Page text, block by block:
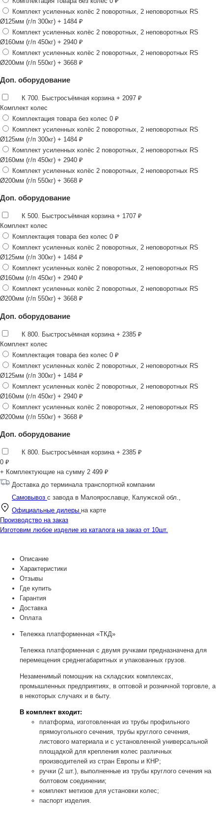
Комплект усиленных колёс 2 поворотных, 2 неповоротных RS
Ø125мм (г/п 300кг) + 1484 ₽
Комплект усиленных колёс 2 поворотных, 2 неповоротных RS
Ø160мм (г/п 450кг) + 2940 ₽
Комплект усиленных колёс 2 поворотных, 2 неповоротных RS
Ø200мм (г/п 550кг) + 3668 ₽
Доп. оборудование
К 700. Быстросъёмная корзина + 2097 ₽
Комплект колес
Комплектация товара без колес 0 ₽
Комплект усиленных колёс 2 поворотных, 2 неповоротных RS
Ø125мм (г/п 300кг) + 1484 ₽
Комплект усиленных колёс 2 поворотных, 2 неповоротных RS
Ø160мм (г/п 450кг) + 2940 ₽
Комплект усиленных колёс 2 поворотных, 2 неповоротных RS
Ø200мм (г/п 550кг) + 3668 ₽
Доп. оборудование
К 500. Быстросъёмная корзина + 1707 ₽
Комплект колес
Комплектация товара без колес 0 ₽
Комплект усиленных колёс 2 поворотных, 2 неповоротных RS
Ø125мм (г/п 300кг) + 1484 ₽
Комплект усиленных колёс 2 поворотных, 2 неповоротных RS
Ø160мм (г/п 450кг) + 2940 ₽
Комплект усиленных колёс 2 поворотных, 2 неповоротных RS
Ø200мм (г/п 550кг) + 3668 ₽
Доп. оборудование
К 800. Быстросъёмная корзина + 2385 ₽
Комплект колес
Комплектация товара без колес 0 ₽
Комплект усиленных колёс 2 поворотных, 2 неповоротных RS
Ø125мм (г/п 300кг) + 1484 ₽
Комплект усиленных колёс 2 поворотных, 2 неповоротных RS
Ø160мм (г/п 450кг) + 2940 ₽
Комплект усиленных колёс 2 поворотных, 2 неповоротных RS
Ø200мм (г/п 550кг) + 3668 ₽
Доп. оборудование
К 800. Быстросъёмная корзина + 2385 ₽
0 ₽
+ Комплектующие на сумму 2 499 ₽
Доставка до терминала транспортной компании
Самовывоз с завода в Малоярославце, Калужской обл.,
Официальные дилеры на карте
Производство на заказ
Изготовим любое изделие из каталога на заказ от 10шт.
Описание
Характеристики
Отзывы
Где купить
Гарантия
Доставка
Оплата
Тележка платформенная «ТКД»
Тележка платформенная с двумя ручками предназначена для
перемещения среднегабаритных и упакованных грузов.
Незаменимый помощник на складских комплексах,
промышленных предприятиях, в оптовой и розничной торговле, а
в некоторых случаях и в быту.
В комплект входит:
платформа, изготовленная из трубы профильного
прямоугольного сечения, трубы круглого сечения,
листового материала и с установленной универсальной
площадкой для крепления колес различных
производителей из стран Европы и КНР;
ручки (2 шт.), выполненные из трубы круглого сечения на
болтовом соединении;
комплект метизов для установки колес;
паспорт изделия.